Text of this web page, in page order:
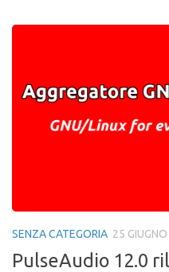
SENZA CATEGORIA 25
PulseAudio 12.0